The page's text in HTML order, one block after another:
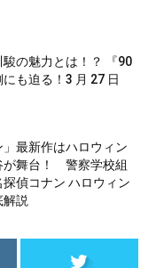
の魅力とは！？ 『90
も迫る！3 月 27 日
最新作はハロウィン
が舞台！ 警察学校組
偵コナン ハロウィン
解説